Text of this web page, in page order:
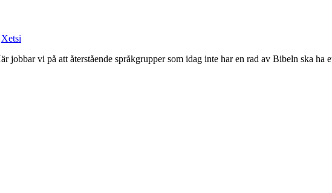
Xetsi
vi på att återstående språkgrupper som idag inte har en rad av Bibeln ska ha